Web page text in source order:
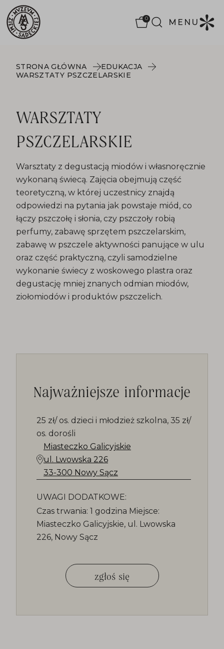
0 MENU
STRONA GŁÓWNA
EDUKACJA
WARSZTATY PSZCZELARSKIE
WARSZTATY
PSZCZELARSKIE
Warsztaty z degustacją miodów i własnoręcznie
wykonaną świecą. Zajęcia obejmują część
teoretyczną, w której uczestnicy znajdą
odpowiedzi na pytania jak powstaje miód, co
łączy pszczołę i słonia, czy pszczoły robią
perfumy, zabawę sprzętem pszczelarskim,
zabawę w pszczele aktywności panujące w ulu
oraz część praktyczną, czyli samodzielne
wykonanie świecy z woskowego plastra oraz
degustację mniej znanych odmian miodów,
ziołomiodów i produktów pszczelich.
Najważniejsze informacje
25 zł/ os. dzieci i młodzież szkolna, 35 zł/
os. dorośli
Miasteczko Galicyjskie
ul. Lwowska 226
33-300 Nowy Sącz
UWAGI DODATKOWE:
Czas trwania: 1 godzina Miejsce:
Miasteczko Galicyjskie, ul. Lwowska
226, Nowy Sącz
zgłoś się